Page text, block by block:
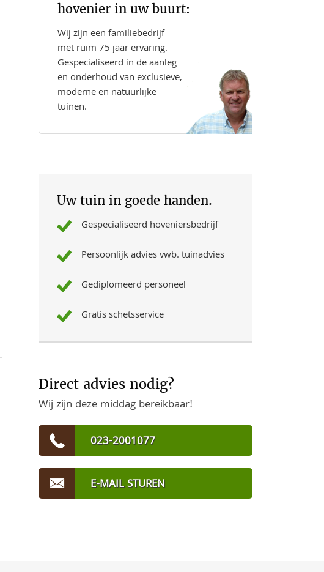
hovenier in uw buurt:
Wij zijn een familiebedrijf
met ruim 75 jaar ervaring.
Gespecialiseerd in de aanleg
en onderhoud van exclusieve,
moderne en natuurlijke
tuinen.
Uw tuin in goede handen.
Gespecialiseerd hoveniersbedrijf
Persoonlijk advies vwb. tuinadvies
Gediplomeerd personeel
Gratis schetsservice
Direct advies nodig?
Wij zijn deze middag bereikbaar!
023-2001077
E-MAIL STUREN